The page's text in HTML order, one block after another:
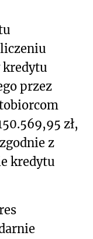
kredytu
przez
zł,
z
kredytu